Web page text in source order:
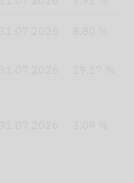
31.07.2026 8,80 %
31.07.2026 29,17 %
31.07.2026 3,09 %